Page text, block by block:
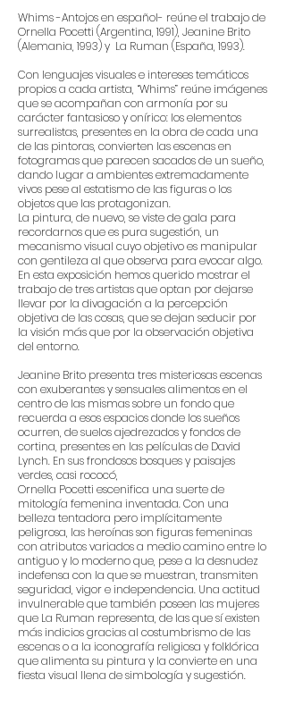
Whims -Antojos en español- reúne el trabajo de
Ornella Pocetti (Argentina, 1991), Jeanine Brito
(Alemania, 1993) y La Ruman (España, 1993).
Con lenguajes visuales e intereses temáticos
propios a cada artista, “Whims” reúne imágenes
que se acompañan con armonía por su
carácter fantasioso y onírico: los elementos
surrealistas, presentes en la obra de cada una
de las pintoras, convierten las escenas en
fotogramas que parecen sacados de un sueño,
dando lugar a ambientes extremadamente
vivos pese al estatismo de las figuras o los
objetos que las protagonizan.
La pintura, de nuevo, se viste de gala para
recordarnos que es pura sugestión, un
mecanismo visual cuyo objetivo es manipular
con gentileza al que observa para evocar algo.
En esta exposición hemos querido mostrar el
trabajo de tres artistas que optan por dejarse
llevar por la divagación a la percepción
objetiva de las cosas, que se dejan seducir por
la visión más que por la observación objetiva
del entorno.
Jeanine Brito presenta tres misteriosas escenas
con exuberantes y sensuales alimentos en el
centro de las mismas sobre un fondo que
recuerda a esos espacios donde los sueños
ocurren, de suelos ajedrezados y fondos de
cortina, presentes en las películas de David
Lynch. En sus frondosos bosques y paisajes
verdes, casi rococó,
Ornella Pocetti escenifica una suerte de
mitología femenina inventada. Con una
belleza tentadora pero implícitamente
peligrosa, las heroínas son figuras femeninas
con atributos variados a medio camino entre lo
antiguo y lo moderno que, pese a la desnudez
indefensa con la que se muestran, transmiten
seguridad, vigor e independencia. Una actitud
invulnerable que también poseen las mujeres
que La Ruman representa, de las que sí existen
más indicios gracias al costumbrismo de las
escenas o a la iconografía religiosa y folklórica
que alimenta su pintura y la convierte en una
fiesta visual llena de simbología y sugestión.